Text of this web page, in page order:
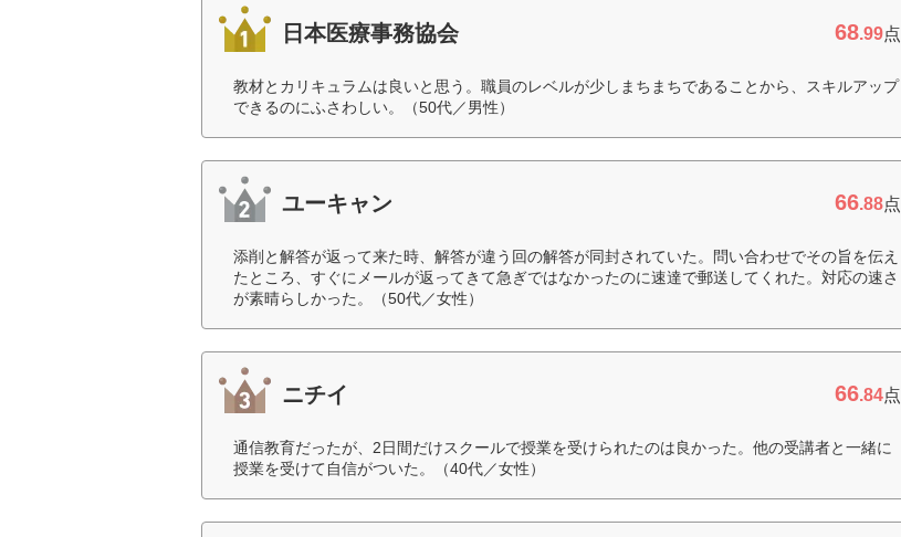
日本医療事務協会 68.99点
教材とカリキュラムは良いと思う。職員のレベルが少しまちまちであることから、スキルアップ
できるのにふさわしい。（50代／男性）
ユーキャン 66.88点
添削と解答が返って来た時、解答が違う回の解答が同封されていた。問い合わせでその旨を伝え
たところ、すぐにメールが返ってきて急ぎではなかったのに速達で郵送してくれた。対応の速さ
が素晴らしかった。（50代／女性）
ニチイ 66.84点
通信教育だったが、2日間だけスクールで授業を受けられたのは良かった。他の受講者と一緒に
授業を受けて自信がついた。（40代／女性）